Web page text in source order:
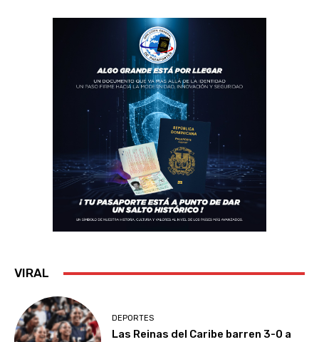
VIRAL
DEPORTES
Las Reinas del Caribe barren 3-0 a